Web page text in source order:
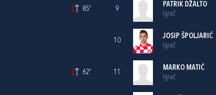
85'
62'
9
PATRIK DŽALTO
Igrač
10
JOSIP ŠPOLJARIĆ
Igrač
11
MARKO MATIĆ
Igrač